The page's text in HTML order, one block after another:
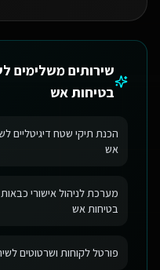
שירותים משלימים ל
בטיחות אש
הכנת תיקי שטח דיגיטליים
אש
מערכת לניהול אישורי כבאות
בטיחות אש
פורטל לקוחות ושרטוטים